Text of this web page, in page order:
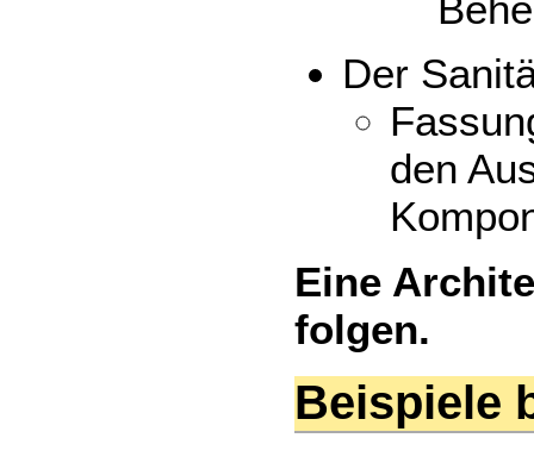
Der
den
Eine
folgen.
Beispiele